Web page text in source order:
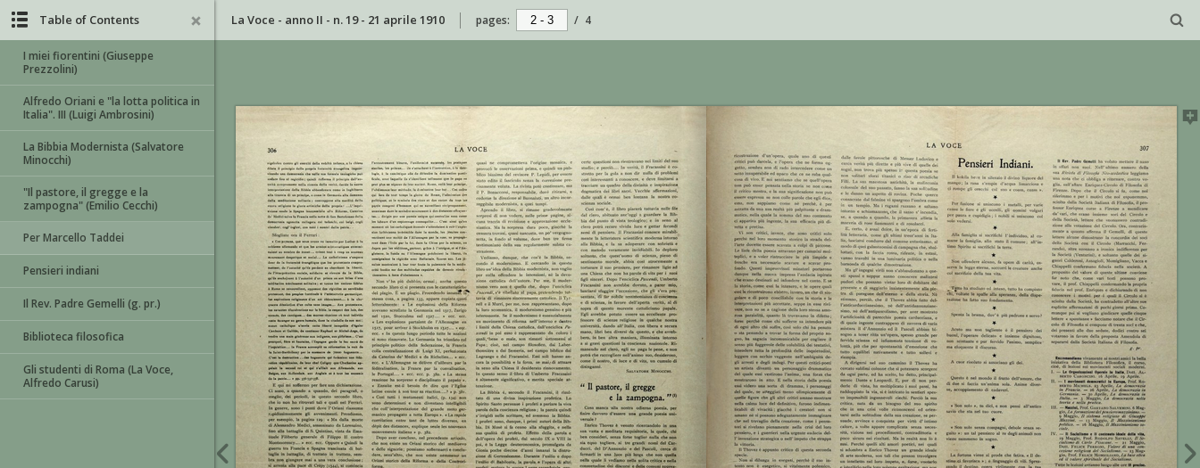
La Voce - anno II - n. 19 - 21 aprile 1910 pages: / 4
Table of Contents
I miei fiorentini (Giuseppe
Prezzolini)
Alfredo Oriani e "la lotta politica in
Italia". III (Luigi Ambrosini)
La Bibbia Modernista (Salvatore
Minocchi)
"Il pastore, il gregge e la
zampogna" (Emilio Cecchi)
Per Marcello Taddei
Pensieri indiani
Il Rev. Padre Gemelli (g. pr.)
Biblioteca filosofica
Gli studenti di Roma (La Voce,
Alfredo Carusi)